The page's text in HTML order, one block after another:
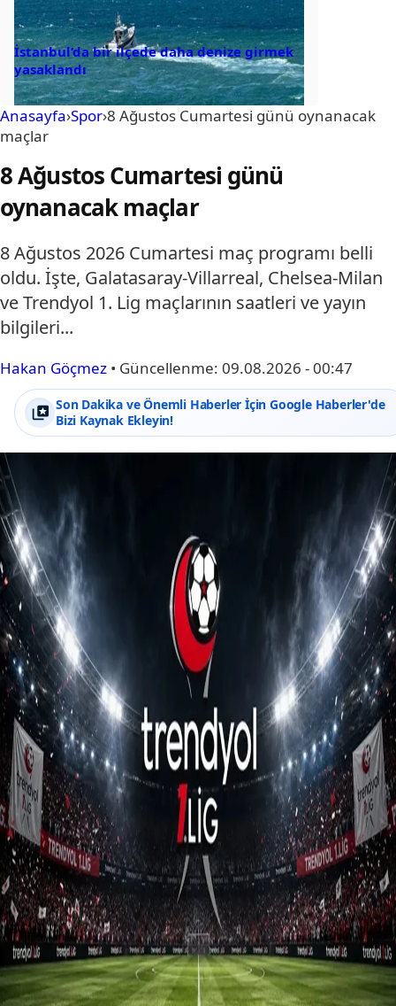
İstanbul’da bir ilçede daha denize girmek
yasaklandı
Anasayfa›Spor›8 Ağustos Cumartesi günü oynanacak
maçlar
8 Ağustos Cumartesi günü
oynanacak maçlar
8 Ağustos 2026 Cumartesi maç programı belli
oldu. İşte, Galatasaray-Villarreal, Chelsea-Milan
ve Trendyol 1. Lig maçlarının saatleri ve yayın
bilgileri...
Hakan Göçmez • Güncellenme: 09.08.2026 - 00:47
Son Dakika ve Önemli Haberler İçin Google Haberler'de
Bizi Kaynak Ekleyin!